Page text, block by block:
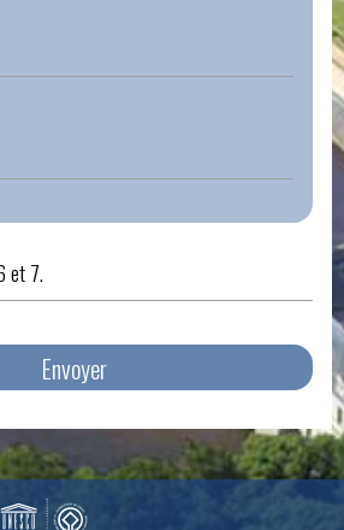
et 7.